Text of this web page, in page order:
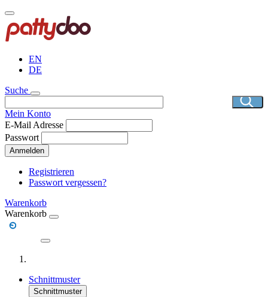
Direkt
zum
Inhalt
EN
DE
Suche
Mein Konto
E-Mail Adresse
Passwort
Anmelden
Registrieren
Passwort vergessen?
Warenkorb
Warenkorb
Schnittmuster
Schnittmuster